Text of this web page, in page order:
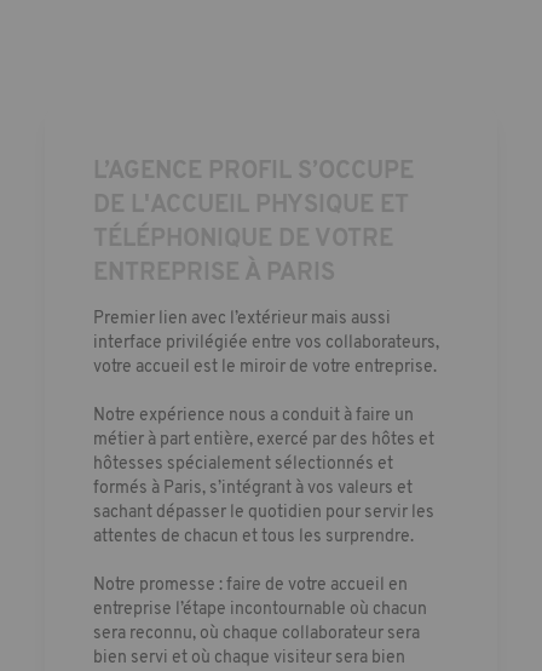
Premier lien avec l’extérieur mais aussi
interface privilégiée entre vos collaborateurs,
votre accueil est le miroir de votre entreprise.
Notre expérience nous a conduit à faire un
métier à part entière, exercé par des hôtes et
hôtesses spécialement sélectionnés et
formés à Paris, s’intégrant à vos valeurs et
sachant dépasser le quotidien pour servir les
attentes de chacun et tous les surprendre.
Notre promesse : faire de votre accueil en
entreprise l’étape incontournable où chacun
sera reconnu, où chaque collaborateur sera
bien servi et où chaque visiteur sera bien